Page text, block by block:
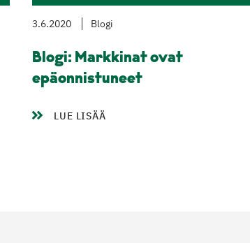
3.6.2020 Blogi
Blogi: Markkinat ovat
epäonnistuneet
LUE LISÄÄ